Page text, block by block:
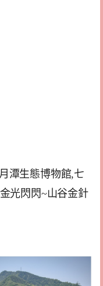
潭生態博物館,七
光閃閃~山谷金針